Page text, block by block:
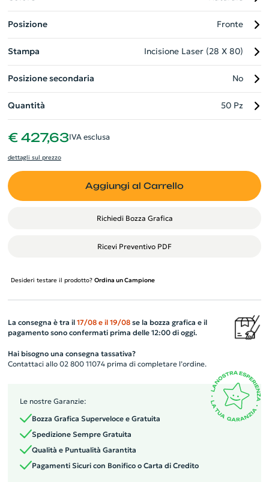
dipendenti. Arriva in una confezione regalo, pronta per essere
offerta!
Posizione Fronte
Stampa Incisione Laser (28 X 80)
Posizione secondaria No
Quantità 50 Pz
€ 427,63IVA esclusa
dettagli sul prezzo
Aggiungi al Carrello
Richiedi Bozza Grafica
Ricevi Preventivo PDF
Desideri testare il prodotto? Ordina un Campione
La consegna è tra il 17/08 e il 19/08se la bozza grafica e il
pagamento sono confermati prima delle 12:00 di oggi.
Hai bisogno una consegna tassativa?
Contattaci allo 02 800 11074 prima di completare l’ordine.
Le nostre Garanzie:
Bozza Grafica Superveloce e Gratuita
Spedizione Sempre Gratuita
Qualità e Puntualità Garantita
Pagamenti Sicuri con Bonifico o Carta di Credito